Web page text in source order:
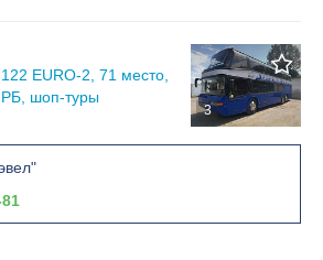
3
EURO-2, 71 место,
РБ, шоп-туры